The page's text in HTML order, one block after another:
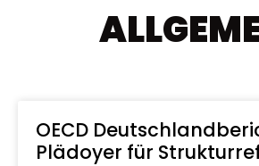
OECD
Plädoyer für